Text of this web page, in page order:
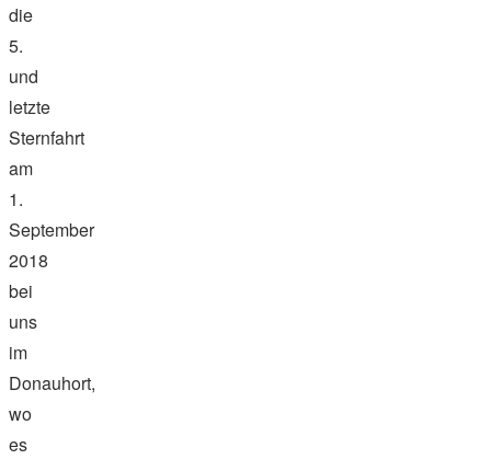
die
5.
und
letzte
Sternfahrt
am
1.
September
2018
bei
uns
im
Donauhort,
wo
es